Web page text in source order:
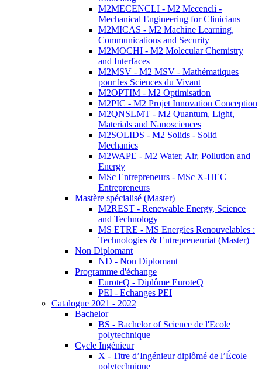
M2MECENCLI - M2 Mecencli -
Mechanical Engineering for Clinicians
M2MICAS - M2 Machine Learning,
Communications and Security
M2MOCHI - M2 Molecular Chemistry
and Interfaces
M2MSV - M2 MSV - Mathématiques
pour les Sciences du Vivant
M2OPTIM - M2 Optimisation
M2PIC - M2 Projet Innovation Conception
M2QNSLMT - M2 Quantum, Light,
Materials and Nanosciences
M2SOLIDS - M2 Solids - Solid
Mechanics
M2WAPE - M2 Water, Air, Pollution and
Energy
MSc Entrepreneurs - MSc X-HEC
Entrepreneurs
Mastère spécialisé (Master)
M2REST - Renewable Energy, Science
and Technology
MS ETRE - MS Energies Renouvelables :
Technologies & Entrepreneuriat (Master)
Non Diplomant
ND - Non Diplomant
Programme d'échange
EuroteQ - Diplôme EuroteQ
PEI - Echanges PEI
Catalogue 2021 - 2022
Bachelor
BS - Bachelor of Science de l'Ecole
polytechnique
Cycle Ingénieur
X - Titre d’Ingénieur diplômé de l’École
polytechnique